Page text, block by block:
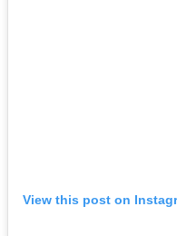
View this post on